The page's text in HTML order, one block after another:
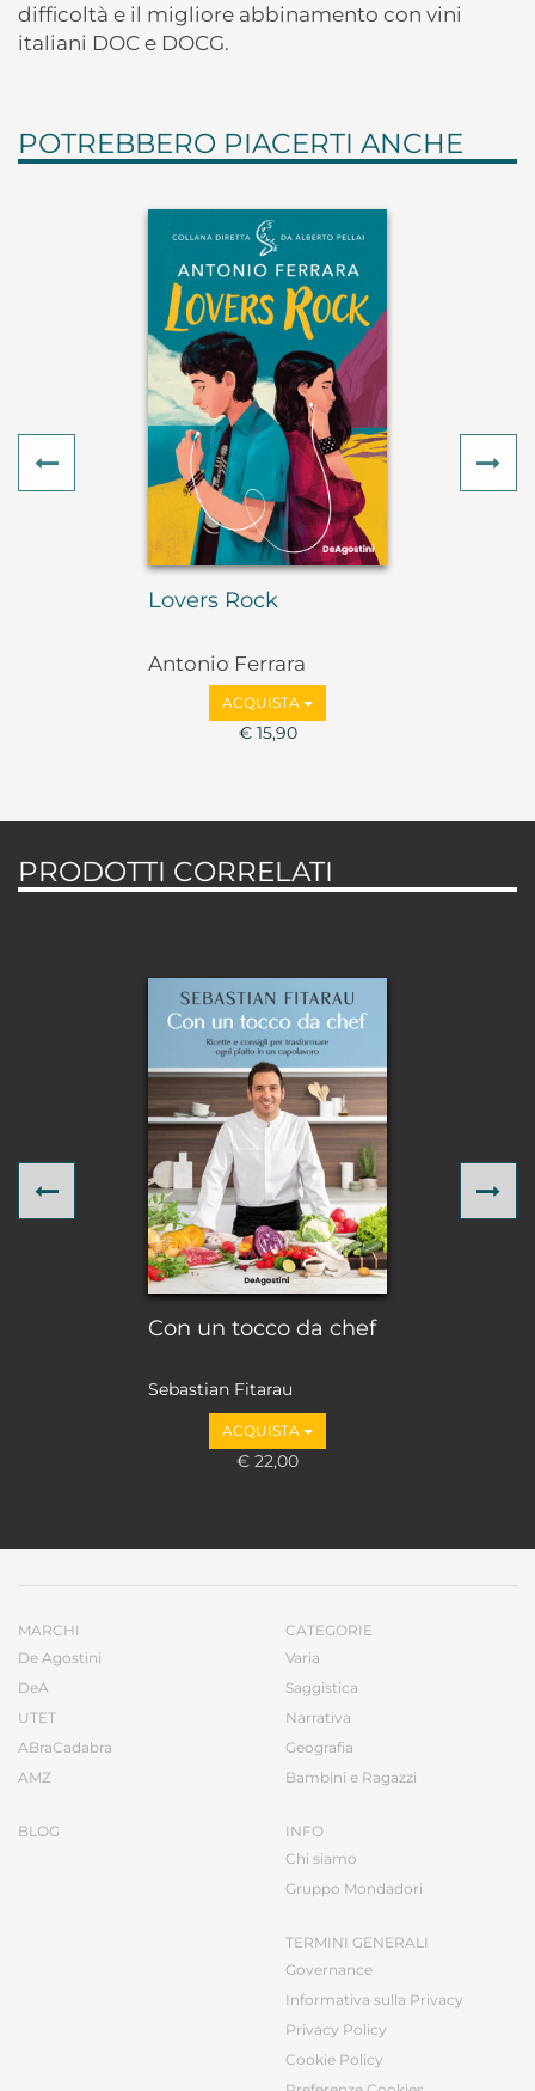
difficoltà e il migliore abbinamento con vini
italiani DOC e DOCG.
POTREBBERO PIACERTI ANCHE
Lovers Rock
Antonio Ferrara
ACQUISTA
€ 15,90
Previous
PRODOTTI CORRELATI
Con un tocco da chef
Sebastian Fitarau
ACQUISTA
€ 22,00
Previous
MARCHI
De Agostini
DeA
UTET
ABraCadabra
AMZ
BLOG
CATEGORIE
Varia
Saggistica
Narrativa
Geografia
Bambini e Ragazzi
INFO
Chi siamo
Gruppo Mondadori
TERMINI GENERALI
Governance
Informativa sulla Privacy
Privacy Policy
Cookie Policy